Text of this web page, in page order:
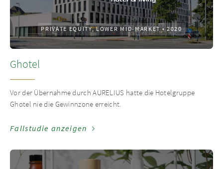
PRIVATE EQUITY, LOWER MID-MARKET • 2020
Ghotel
Vor der Übernahme durch AURELIUS hatte die Hotelgruppe
Ghotel nie die Gewinnzone erreicht.
Fallstudie anzeigen